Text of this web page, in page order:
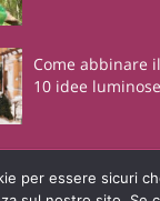
Come abbinare
10 idee luminose
è una risorsa
per essere sicuri